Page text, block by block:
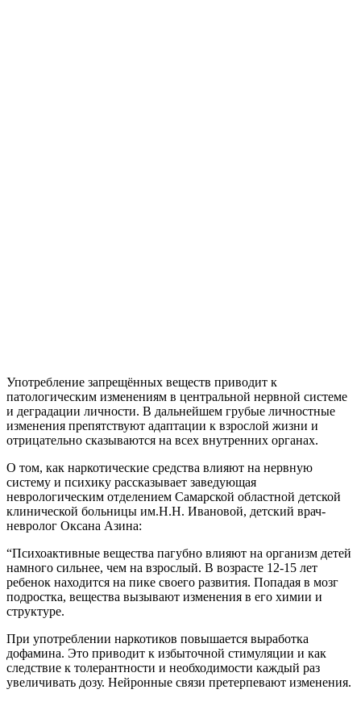
Употребление запрещённых веществ приводит к
патологическим изменениям в центральной нервной системе
и деградации личности. В дальнейшем грубые личностные
изменения препятствуют адаптации к взрослой жизни и
отрицательно сказываются на всех внутренних органах.
О том, как наркотические средства влияют на нервную
систему и психику рассказывает заведующая
неврологическим отделением Самарской областной детской
клинической больницы им.Н.Н. Ивановой, детский врач-
невролог Оксана Азина:
“Психоактивные вещества пагубно влияют на организм детей
намного сильнее, чем на взрослый. В возрасте 12-15 лет
ребенок находится на пике своего развития. Попадая в мозг
подростка, вещества вызывают изменения в его химии и
структуре.
При употреблении наркотиков повышается выработка
дофамина. Это приводит к избыточной стимуляции и как
следствие к толерантности и необходимости каждый раз
увеличивать дозу. Нейронные связи претерпевают изменения.